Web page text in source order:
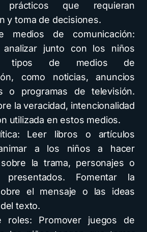
prácticos que requieran
y toma de decisiones.
medios de comunicación:
analizar junto con los niños
tipos de medios de
como noticias, anuncios
o programas de televisión.
la veracidad, intencionalidad
utilizada en estos medios.
Leer libros o artículos
a los niños a hacer
la trama, personajes o
presentados. Fomentar la
el mensaje o las ideas
texto.
roles: Promover juegos de